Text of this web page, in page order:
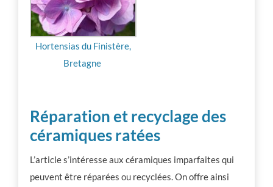
Hortensias du Finistère,
Bretagne
Réparation et recyclage des
céramiques ratées
L’article s’intéresse aux céramiques imparfaites qui
peuvent être réparées ou recyclées. On offre ainsi